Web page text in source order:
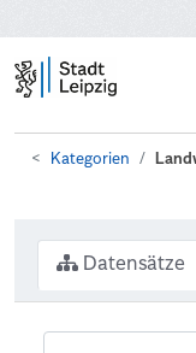
Kategorien
Datensätze